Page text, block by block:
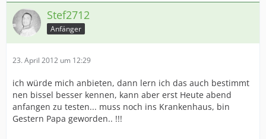
Stef2712
Anfänger
23. April 2012 um 12:29
ich würde mich anbieten, dann lern ich das auch bestimmt
nen bissel besser kennen, kann aber erst Heute abend
anfangen zu testen... muss noch ins Krankenhaus, bin
Gestern Papa geworden.. !!!